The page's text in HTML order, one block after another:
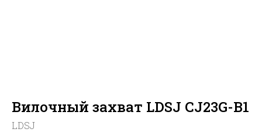
Вилочный захват LDSJ CJ23G-B1
LDSJ